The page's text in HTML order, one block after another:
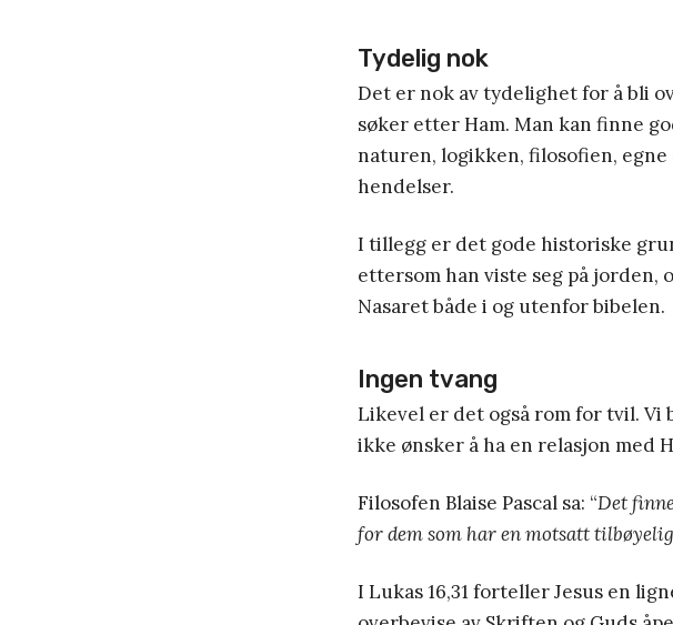
Tydelig nok
Det er nok av tydelighet for å bli
søker etter Ham. Man kan finne
naturen, logikken, filosofien,
hendelser.
I tillegg er det gode historiske
ettersom han viste seg på
Nasaret både i og utenfor bibelen.
Ingen tvang
Likevel er det også rom for tvil.
ikke ønsker å ha en relasjon med
Filosofen Blaise Pascal sa: “Det
for dem som har en motsatt
I Lukas 16,31 forteller Jesus en